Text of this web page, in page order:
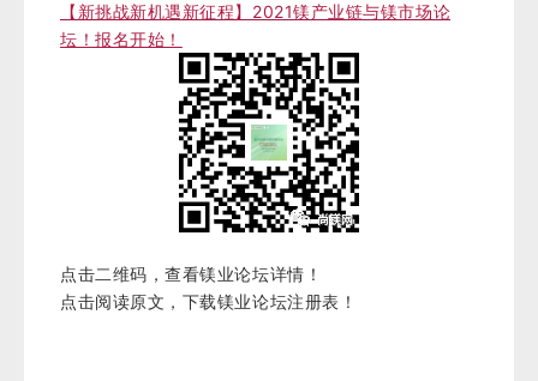
【新挑战新机遇新征程】2021镁产业链与镁市场论
坛！报名开始！
点击二维码，查看镁业论坛详情！
点击阅读原文，下载镁业论坛注册表！